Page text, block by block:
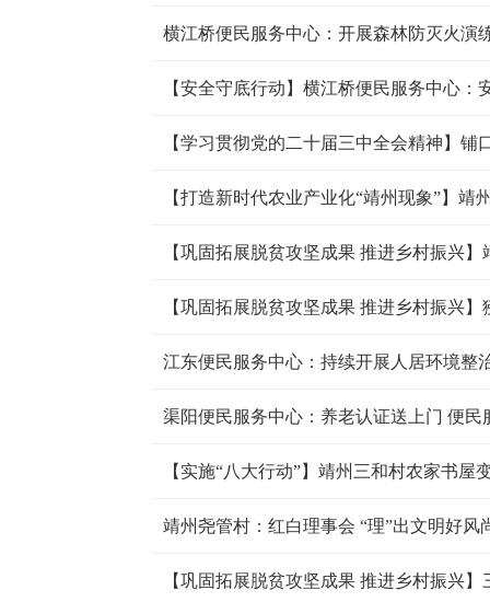
横江桥便民服务中心：开展森林防灭火演
【安全守底行动】横江桥便民服务中心：
【打造新时代农业产业化“靖州现象”】靖
【巩固拓展脱贫攻坚成果 推进乡村振兴
【巩固拓展脱贫攻坚成果 推进乡村振兴
江东便民服务中心：持续开展人居环境整
渠阳便民服务中心：养老认证送上门 便民
【实施“八大行动”】靖州三和村农家书屋
靖州尧管村：红白理事会 “理”出文明好风